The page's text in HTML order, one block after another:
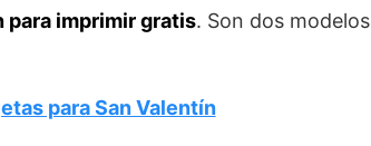
para imprimir gratis. Son dos modelos
para San Valentín